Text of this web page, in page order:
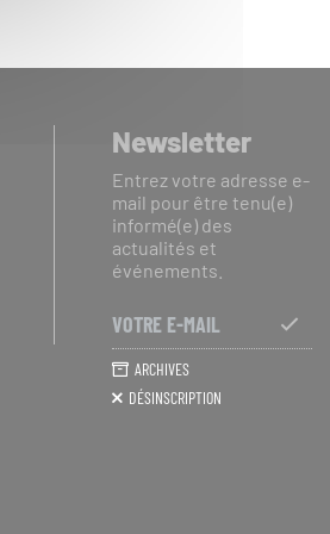
Newsletter
Entrez votre adresse e-
mail pour être tenu(e)
informé(e) des
actualités et
événements.
Votre
e-
mailARCHIVES
DÉSINSCRIPTION